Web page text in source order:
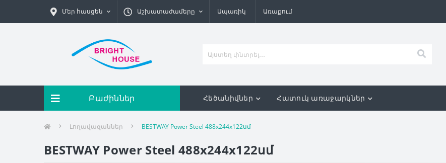
Մեր հասցեն Աշխատաժամերը Ապառիկ Առաքում
Բաժիններ Հեծանիվներ Հատուկ առաջարկներ
Լողավազաններ BESTWAY Power Steel 488х244х122սմ
BESTWAY Power Steel 488х244х122սմ